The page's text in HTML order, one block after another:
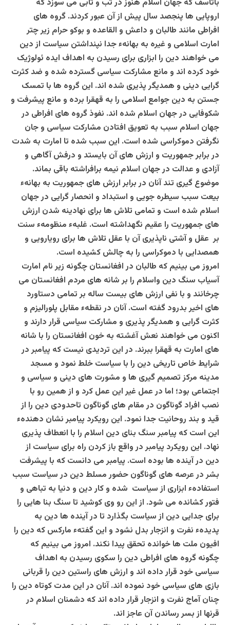
باتاسف که جهان اسلام هنوز در تب و تابی می سوزد که
اروپایی ها پنجصد سال پیش از آن عبور کردند. گروه های
افراطی مانند طالبان و داعش و القاعده و بوکو حرام زیر چتر
امارت اسلامی و غیره به بهانهء جدا نپنداشتن سیاست از دین
می خواهند دین را ابزاری برای رسیدن به اهداف ایده ئولوژیک
خود کرده اند و مانع مشارکت سیاسی گسترده شده و ضد کثرت
گرایی دینی و همدیگر پذیری شده اند. این گروه ها با تمسک
جستن به دین جوامع اسلامی را به قهقرا برده و مانع پیشرفت و
شکوفایی در جهان اسلام شده اند. نفوذ گروه های افراطی در
جهان اسلام سبب به تعویق افتادن مشارکت سیاسی و جان
نگرفتن دموکراسی شده است. این سبب شده تا امارت به شدت
در برابر جمهوریت و ارزش های آن بایستد و درفش آگاهی و
آزادی و عدالت در جهان اسلام نیمه برافراشته باقی بماند.
موضوع گیری تند آنان در برابر ارزش های جمهوریت به بهانهء
بیعت سبب سیطره جویی و استبداد و انحصار گرایی در جهان
اسلام شده است و تمامی تلاش ها برای نهادینه شدن ارزش
های جمهوریت را عقیم نگهداشته است. غلبهء منظومهء سنت
بر عقل و آشتی ناپذیری آن با عقل تلاش ها برای رویارویی و
همصدایی با دموکراسی را به چالش کشیده است.
امروز می بینیم که طالبان در افغانستان چگونه زیر نام امارت
آسیاب سنگ دین واسلام را بر شانه های مردم افغانستان می
چرخانند و با نفی ارزش های بیست ساله بر تمامی دستاورد
های اخیر بدرود گفته است. آنان در نقطهء مقابل پلورالیزم و
کثرت گرایی و همدیگر پذیری و مشارکت سیاسی قرار دارند و
اکنون می خواهند نعش آغشته به خون افغانستان را با شانه
های امارت به قهقرا ببرند. در این تردیدی نیست که پیامبر در
شرایط خاص تاریخی دین را با سیاست خلط نمود و مسجد
مدینه مرکز تصمیم گیری ها و مشورت های دینی و سیاسی و
اجتماعی بود؛ اما در عمل غیر این عمل کرد و از همین رو با
نصب افراد گوناگون در مقام های گوناگون تاحدودی دین را از
قید و بند روحانیت جدا نمود. این رویکرد پیامبر نشان دهندهء
این است که پیامبر سنگ بنای دین اسلام را با انعطاف پذیری
نهاد. این رویکرد پیامبر در واقع باز کردن راه برای سیاست از
دین در آینده ها بوده است. پیامبر می دانست که با پیشرفت
بشر در عرصه های گوناگون حضور مسلط دین در سیاست سبب
استفادهء ابزاری از سیاست شده و کار دین و دنیا به تباهی و
فتور کشانده می شود. از این رو وی کوشید تا سنگ بنا هایی را
برای جدایی دین از سیاست بگذارد تا در آینده ها دین به
پدیدهء نفرت و انزجار بدل نشود و این گفتهء مارکس که دین را
افیون ملت ها خوانده تحقق پیدا نکند. امروز می بینیم که
چگونه گروه های افراطی دین را سکوی رسیدن به اهداف
سیاسی خود قرار داده اند و ارزش های راستین دین را قربانی
بازی های سیاسی خود نموده اند. آنان در این مدت کوتاه دین را
چنان آماج نفرت و انزجار قرار داده اند که دشمنان اسلام در
قرنها از بسر رساندن آن عاجز اند.